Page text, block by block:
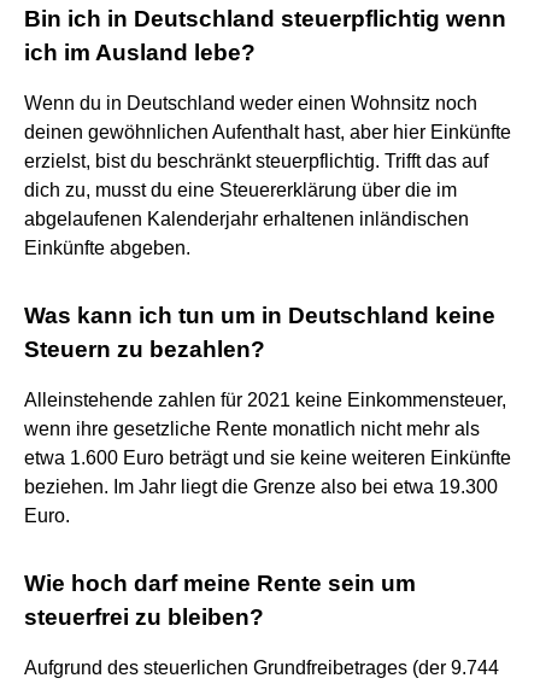
Bin ich in Deutschland steuerpflichtig wenn
ich im Ausland lebe?
Wenn du in Deutschland weder einen Wohnsitz noch
deinen gewöhnlichen Aufenthalt hast, aber hier Einkünfte
erzielst, bist du beschränkt steuerpflichtig. Trifft das auf
dich zu, musst du eine Steuererklärung über die im
abgelaufenen Kalenderjahr erhaltenen inländischen
Einkünfte abgeben.
Was kann ich tun um in Deutschland keine
Steuern zu bezahlen?
Alleinstehende zahlen für 2021 keine Einkommensteuer,
wenn ihre gesetzliche Rente monatlich nicht mehr als
etwa 1.600 Euro beträgt und sie keine weiteren Einkünfte
beziehen. Im Jahr liegt die Grenze also bei etwa 19.300
Euro.
Wie hoch darf meine Rente sein um
steuerfrei zu bleiben?
Aufgrund des steuerlichen Grundfreibetrages (der 9.744